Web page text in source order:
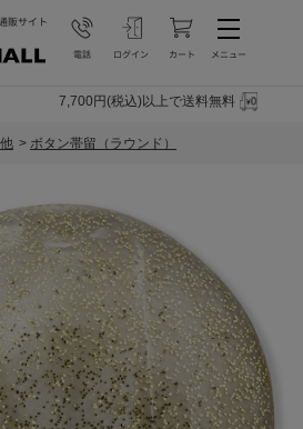
7,700円(税込)以上で送料無料
> ボタン帯留（ラウンド）